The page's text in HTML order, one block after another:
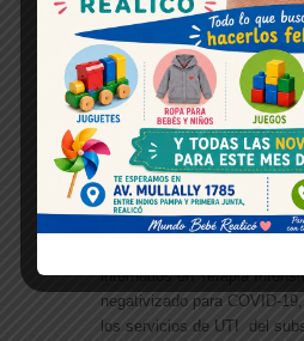
Hospital de Riglos: 1
Hospital de Jacinto Arauz: 1
Hospiotal de Macachín: 2
Hospital de Telén: 2
Hospital de Santa Isabel: 2
Hospital de Luiggi: 2
Hospital de Trenel: 2
Hospital de Doblas: 1
internados en Terapia
negativizado para COVID-
los servicios de UTI del